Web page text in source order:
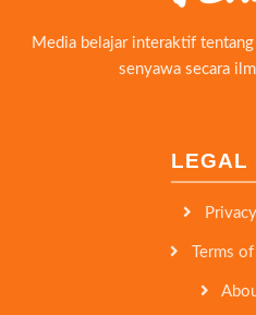
Media belajar interaktif
senyawa secara
LEGAL
Terms